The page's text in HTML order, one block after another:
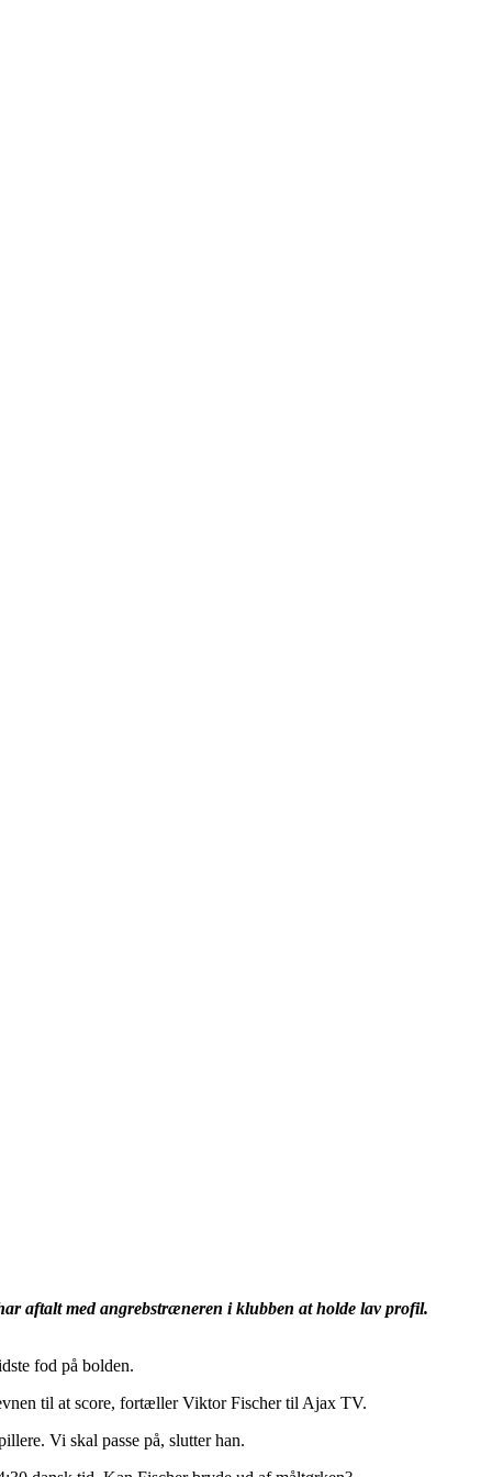
aftalt med angrebstræneren i klubben at holde lav profil.
fod på bolden.
til at score, fortæller Viktor Fischer til Ajax TV.
Vi skal passe på, slutter han.